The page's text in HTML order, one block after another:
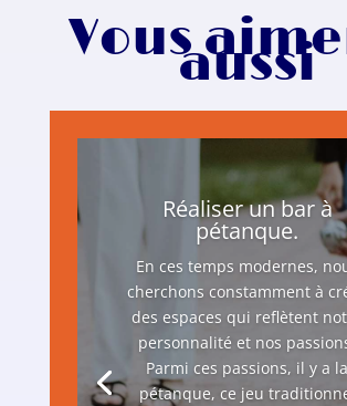
Vousaussi
Réaliser un bar à
pétanque.
En ces temps modernes,
cherchons constamment à
des espaces qui reflètent
personnalité et nos
Parmi ces passions, il y a la
pétanque, ce jeu